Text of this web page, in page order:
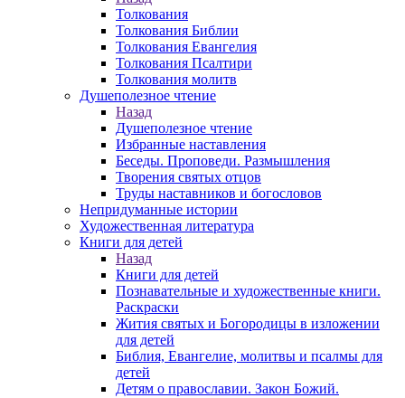
Толкования
Толкования Библии
Толкования Евангелия
Толкования Псалтири
Толкования молитв
Душеполезное чтение
Назад
Душеполезное чтение
Избранные наставления
Беседы. Проповеди. Размышления
Творения святых отцов
Труды наставников и богословов
Непридуманные истории
Художественная литература
Книги для детей
Назад
Книги для детей
Познавательные и художественные книги.
Раскраски
Жития святых и Богородицы в изложении
для детей
Библия, Евангелие, молитвы и псалмы для
детей
Детям о православии. Закон Божий.